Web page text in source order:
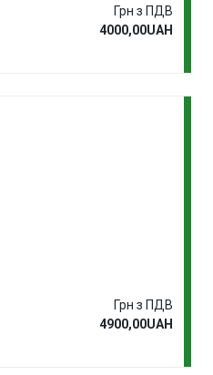
Грн з ПДВ
4000,00UAH
Грн з ПДВ
4900,00UAH